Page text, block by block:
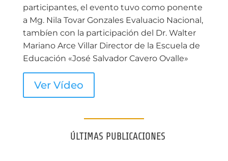
participantes, el evento tuvo como ponente
a Mg. Nila Tovar Gonzales Evaluacio Nacional,
tambíen con la participación del Dr. Walter
Mariano Arce Villar Director de la Escuela de
Educación «José Salvador Cavero Ovalle»
Ver Vídeo
ÚLTIMAS PUBLICACIONES